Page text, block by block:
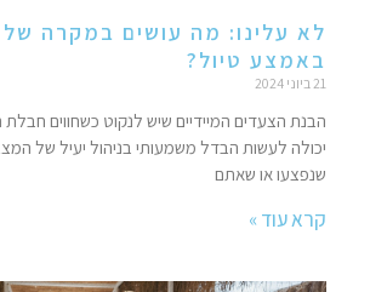
לא עלינו: מה עושים במקרה של
באמצע טיול?
הבנת הצעדים המיידיים שיש לנקוט כשחווים חבלת
יכולה לעשות הבדל משמעותי בניהול יעיל של
שנפצעו או שאתם
קרא עוד »